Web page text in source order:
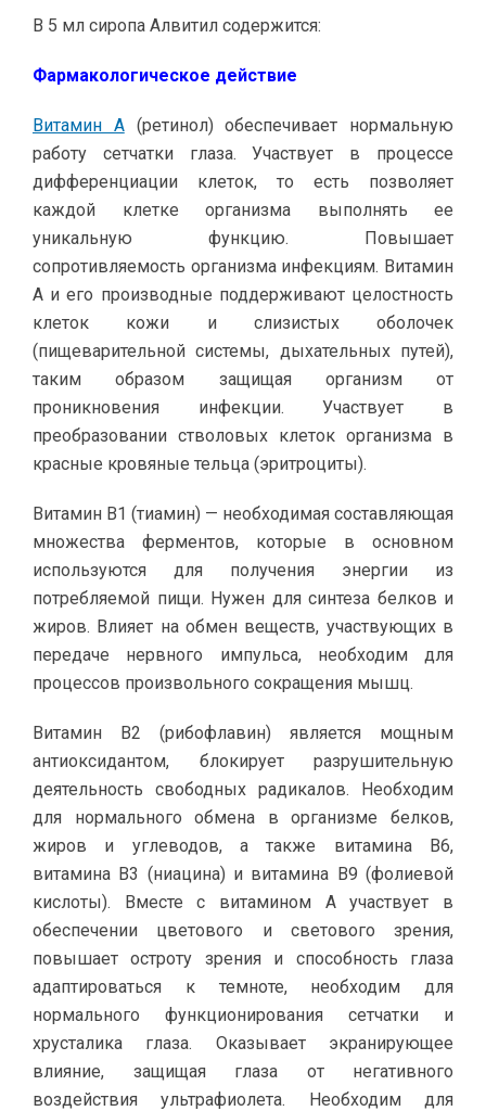
В 5 мл сиропа Алвитил содержится:
Фармакологическое действие
Витамин А(ретинол) обеспечивает нормальную
работу сетчатки глаза. Участвует в процессе
дифференциации клеток, то есть позволяет
каждой клетке организма выполнять ее
уникальную функцию. Повышает
сопротивляемость организма инфекциям. Витамин
А и его производные поддерживают целостность
клеток кожи и слизистых оболочек
(пищеварительной системы, дыхательных путей),
таким образом защищая организм от
проникновения инфекции. Участвует в
преобразовании стволовых клеток организма в
красные кровяные тельца (эритроциты).
Витамин В1 (тиамин) — необходимая составляющая
множества ферментов, которые в основном
используются для получения энергии из
потребляемой пищи. Нужен для синтеза белков и
жиров. Влияет на обмен веществ, участвующих в
передаче нервного импульса, необходим для
процессов произвольного сокращения мышц.
Витамин В2 (рибофлавин) является мощным
антиоксидантом, блокирует разрушительную
деятельность свободных радикалов. Необходим
для нормального обмена в организме белков,
жиров и углеводов, а также витамина В6,
витамина В3 (ниацина) и витамина В9 (фолиевой
кислоты). Вместе с витамином А участвует в
обеспечении цветового и светового зрения,
повышает остроту зрения и способность глаза
адаптироваться к темноте, необходим для
нормального функционирования сетчатки и
хрусталика глаза. Оказывает экранирующее
влияние, защищая глаза от негативного
воздействия ультрафиолета. Необходим для